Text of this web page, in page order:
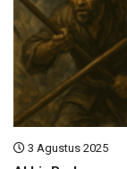
3 Agustus 2025